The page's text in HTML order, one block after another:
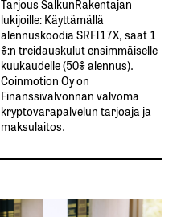
Tarjous SalkunRakentajan
lukijoille: Käyttämällä​ ​
alennuskoodia​ ​SRFI17X,​ ​saat​ ​1
%:n treidauskulut​ ​ensimmäiselle​ ​
kuukaudelle​ ​(50%​ ​alennus).
Coinmotion Oy on
Finanssivalvonnan valvoma
kryptovarapalvelun tarjoaja ja
maksulaitos.